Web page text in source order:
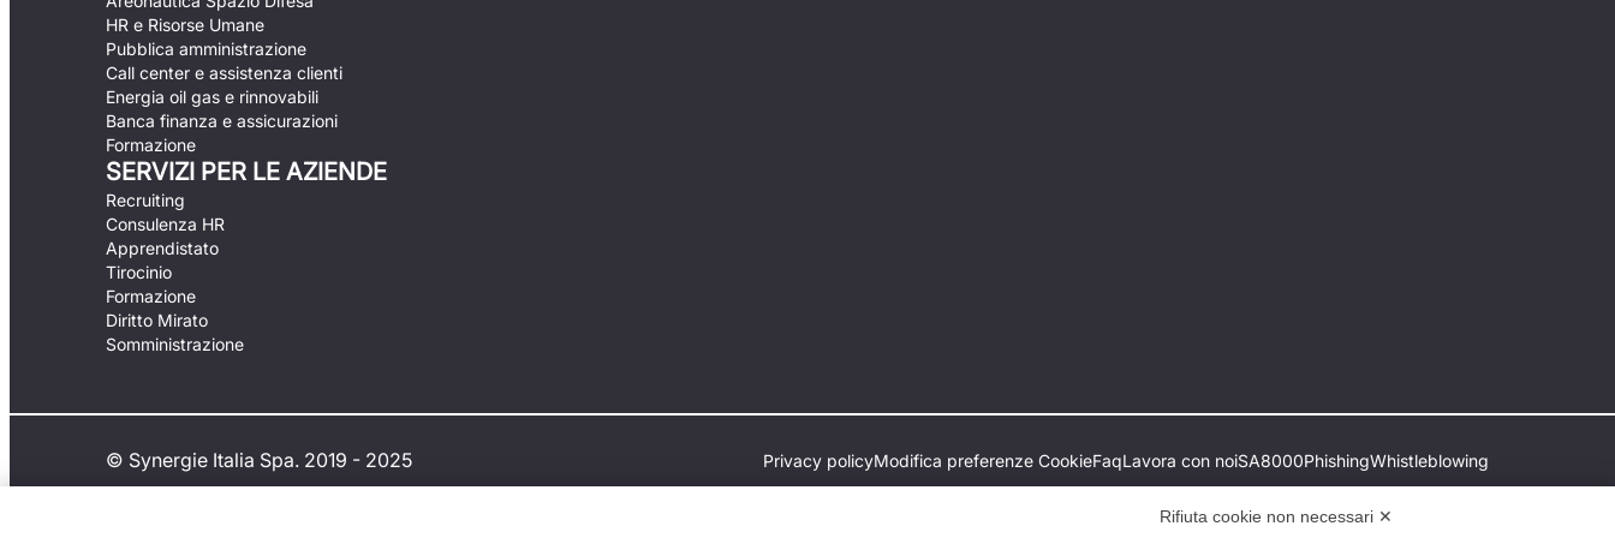
HR e Risorse Umane
Pubblica amministrazione
Call center e assistenza clienti
Energia oil gas e rinnovabili
Banca finanza e assicurazioni
Formazione
SERVIZI PER LE AZIENDE
Recruiting
Consulenza HR
Apprendistato
Tirocinio
Formazione
Diritto Mirato
Somministrazione
© Synergie Italia Spa. 2019 - 2025 Privacy policyModifica preferenze CookieFaqLavora con noiSA8000PhishingWhistleblowing
Rifiuta cookie non necessari ✕